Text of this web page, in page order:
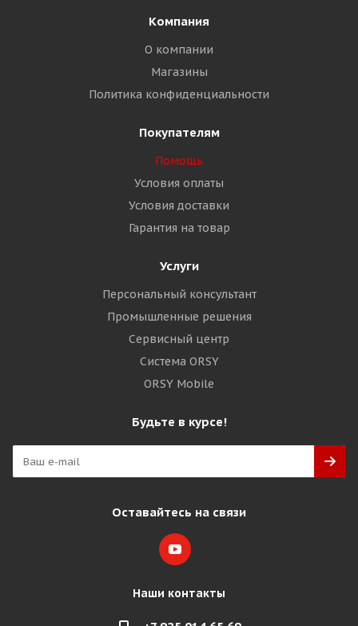
Компания
О компании
Магазины
Политика конфиденциальности
Покупателям
Помощь
Условия оплаты
Условия доставки
Гарантия на товар
Услуги
Персональный консультант
Промышленные решения
Сервисный центр
Система ORSY
ORSY Mobile
Будьте в курсе!
Оставайтесь на связи
Наши контакты